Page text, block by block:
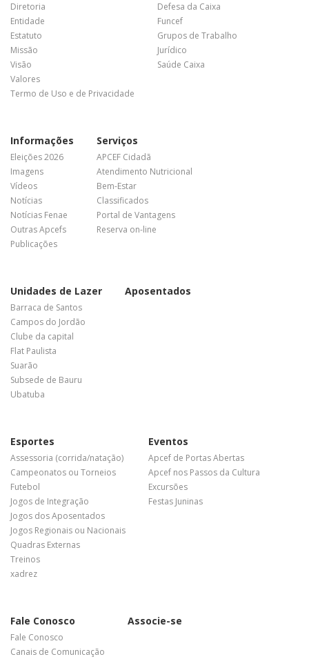
Diretoria
Entidade
Estatuto
Missão
Visão
Valores
Termo de Uso e de Privacidade
Defesa da Caixa
Funcef
Grupos de Trabalho
Jurídico
Saúde Caixa
Informações
Eleições 2026
Imagens
Vídeos
Notícias
Notícias Fenae
Outras Apcefs
Publicações
Serviços
APCEF Cidadã
Atendimento Nutricional
Bem-Estar
Classificados
Portal de Vantagens
Reserva on-line
Unidades de Lazer
Barraca de Santos
Campos do Jordão
Clube da capital
Flat Paulista
Suarão
Subsede de Bauru
Ubatuba
Aposentados
Esportes
Assessoria (corrida/natação)
Campeonatos ou Torneios
Futebol
Jogos de Integração
Jogos dos Aposentados
Jogos Regionais ou Nacionais
Quadras Externas
Treinos
xadrez
Eventos
Apcef de Portas Abertas
Apcef nos Passos da Cultura
Excursões
Festas Juninas
Fale Conosco
Fale Conosco
Canais de Comunicação
Associe-se